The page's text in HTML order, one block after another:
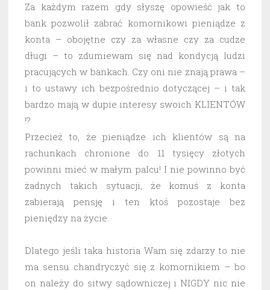
Za każdym razem gdy słyszę opowieść jak to
bank pozwolił zabrać komornikowi pieniądze z
konta – obojętne czy za własne czy za cudze
długi – to zdumiewam się nad kondycją ludzi
pracujących w bankach. Czy oni nie znają prawa –
i to ustawy ich bezpośrednio dotyczącej – i tak
bardzo mają w dupie interesy swoich KLIENTÓW
!?
Przecież to, że pieniądze ich klientów są na
rachunkach chronione do 11 tysięcy złotych
powinni mieć w małym palcu! I nie powinno być
żadnych takich sytuacji, że komuś z konta
zabierają pensję i ten ktoś pozostaje bez
pieniędzy na życie.
Dlatego jeśli taka historia Wam się zdarzy to nie
ma sensu chandryczyć się z komornikiem – bo
on należy do sitwy sądowniczej i NIGDY nic nie